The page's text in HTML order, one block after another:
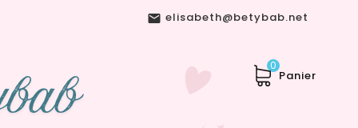
 elisabeth@betybab.net
Panier
0